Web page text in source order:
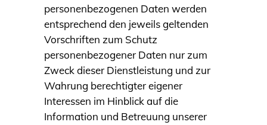
personenbezogenen Daten werden
entsprechend den jeweils geltenden
Vorschriften zum Schutz
personenbezogener Daten nur zum
Zweck dieser Dienstleistung und zur
Wahrung berechtigter eigener
Interessen im Hinblick auf die
Information und Betreuung unserer